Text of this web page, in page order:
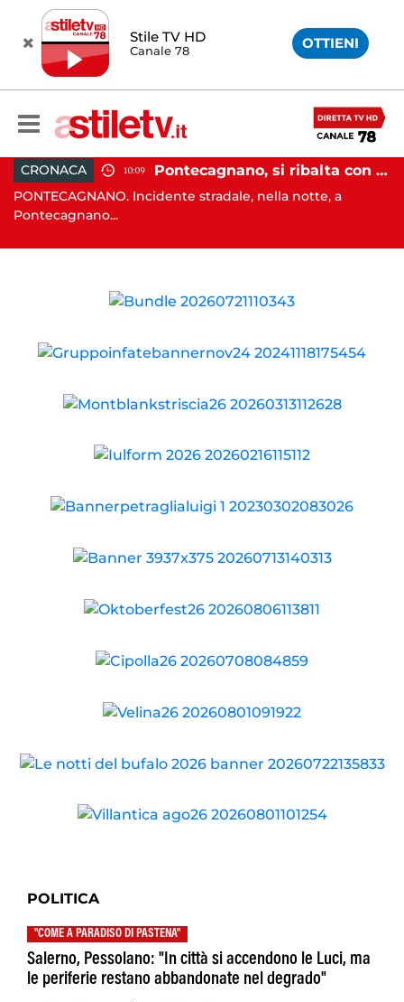
Stile TV HD
Canale 78 OTTIENI
CRONACA 10:09 Pontecagnano, si ribalta con l'auto alla rotatoria: giovane ferito
PONTECAGNANO. Incidente stradale, nella notte, a
Pontecagnano...
POLITICA
"COME A PARADISO DI PASTENA"
Salerno, Pessolano: "In città si accendono le Luci, ma
le periferie restano abbandonate nel degrado"